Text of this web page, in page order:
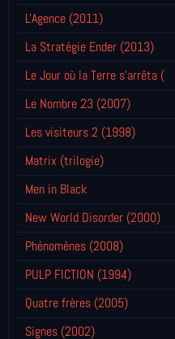
L'Agence (2011)
La Stratégie Ender (2013)
Le Jour où la Terre s'arrêta (
Le Nombre 23 (2007)
Les visiteurs 2 (1998)
Matrix (trilogie)
Men in Black
New World Disorder (2000)
Phénomènes (2008)
PULP FICTION (1994)
Quatre frères (2005)
Signes (2002)